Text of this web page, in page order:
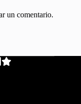
un comentario.